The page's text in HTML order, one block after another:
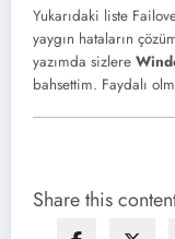
Yukarıdaki liste
yaygın hataların
yazımda sizlere
bahsettim. Faydalı
Share this